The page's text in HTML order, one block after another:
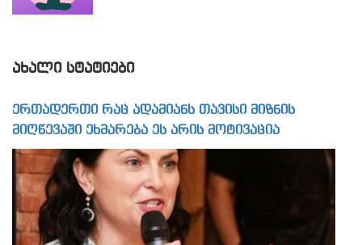
ᲐᲮᲐᲚᲘ ᲡᲢᲐᲢᲘᲔᲑᲘ
ერთადერთი რაც ადამიანს თავისი მიზნის
მიღწევაში ეხმარება ეს არის მოტივაცია